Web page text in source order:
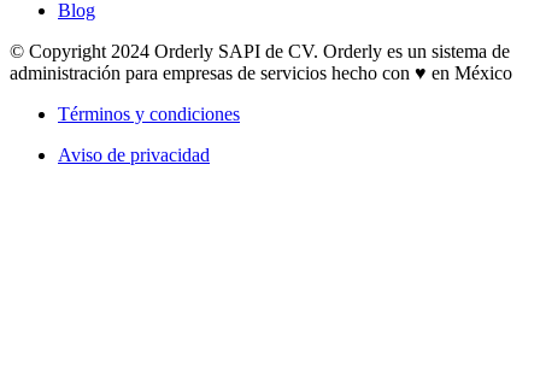
Blog
© Copyright 2024 Orderly SAPI de CV. Orderly es un sistema de
administración para empresas de servicios hecho con ♥ en México
Términos y condiciones
Aviso de privacidad